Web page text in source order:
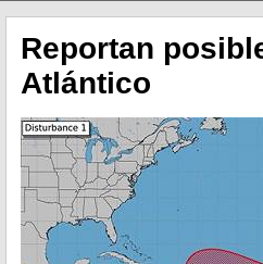
Reportan
Atlántico